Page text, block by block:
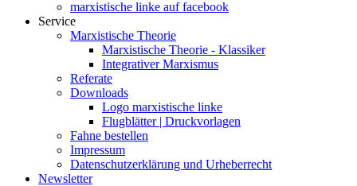
marxistische linke auf facebook
Service
Marxistische Theorie
Marxistische Theorie - Klassiker
Integrativer Marxismus
Referate
Downloads
Logo marxistische linke
Flugblätter | Druckvorlagen
Fahne bestellen
Impressum
Datenschutzerklärung und Urheberrecht
Newsletter